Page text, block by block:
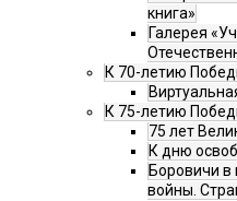
книга»
Галерея
К 70-летию
К 75-летию
75 лет
К дню
Боровичи в
войны.